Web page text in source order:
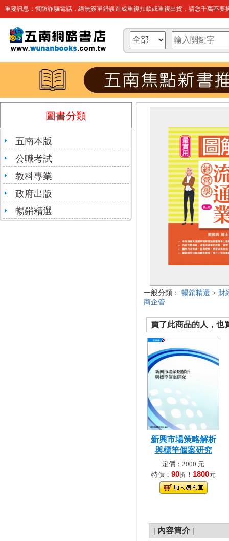
重要訊息：慎防詐騙電話，絕無簽單錯誤造成重複扣款或重複出貨，請您千萬不要
圖書分類
五南本版
公職考試
教科專業
政府出版
暢銷精選
一般分類： 暢銷精選 > 財
商企管
買了此商品的人，也
新興市場策略解析
與標竿個案研究
定價：2000 元
特價： 90折！ 1800元
| 內容簡介 |